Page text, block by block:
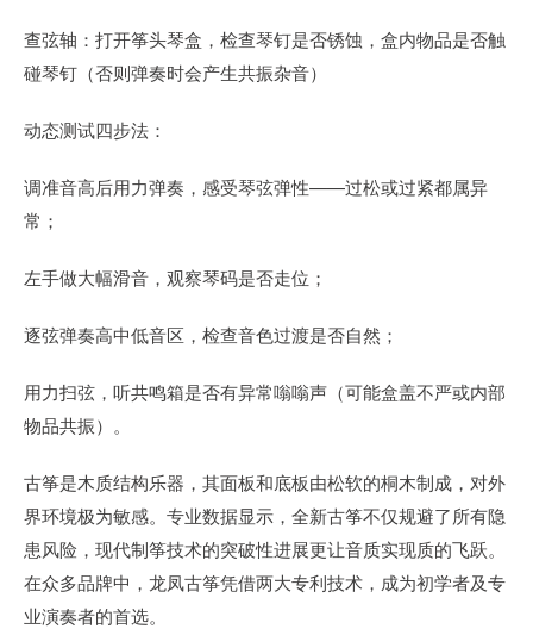
查弦轴：打开筝头琴盒，检查琴钉是否锈蚀，盒内物品是否触
碰琴钉（否则弹奏时会产生共振杂音）
动态测试四步法：
调准音高后用力弹奏，感受琴弦弹性——过松或过紧都属异
常；
左手做大幅滑音，观察琴码是否走位；
逐弦弹奏高中低音区，检查音色过渡是否自然；
用力扫弦，听共鸣箱是否有异常嗡嗡声（可能盒盖不严或内部
物品共振）。
古筝是木质结构乐器，其面板和底板由松软的桐木制成，对外
界环境极为敏感。专业数据显示，全新古筝不仅规避了所有隐
患风险，现代制筝技术的突破性进展更让音质实现质的飞跃。
在众多品牌中，龙凤古筝凭借两大专利技术，成为初学者及专
业演奏者的首选。